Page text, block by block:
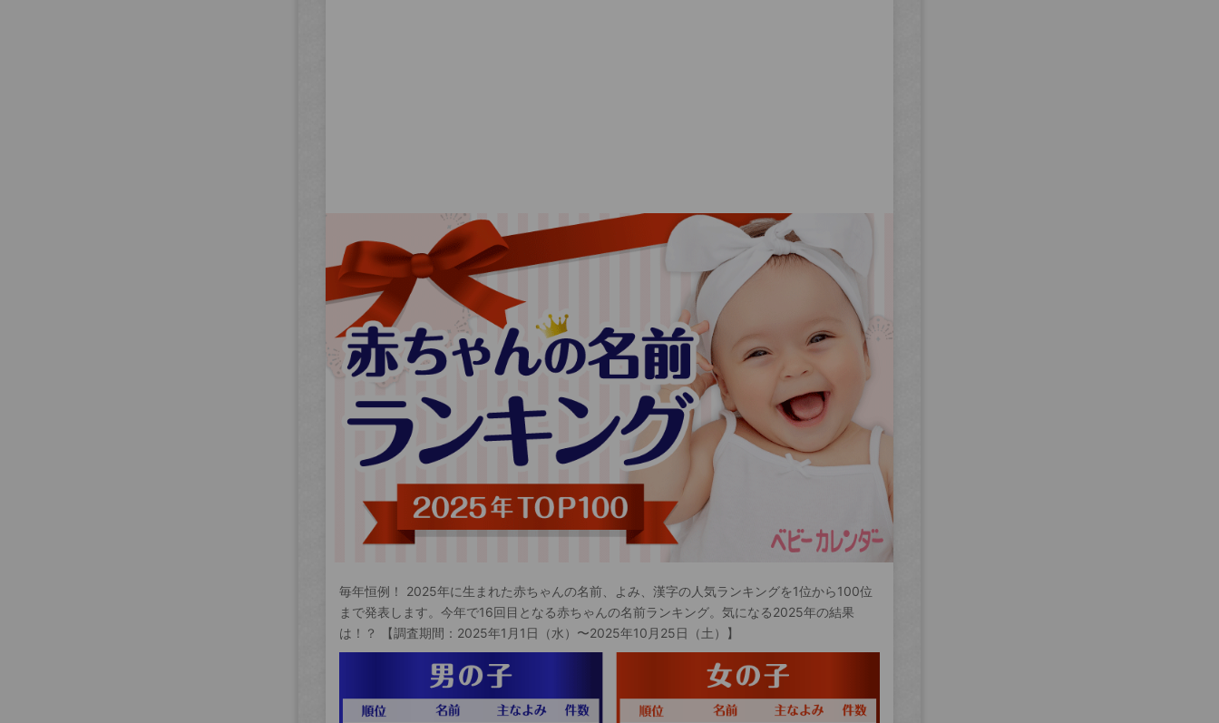
毎年恒例！ 2025年に生まれた赤ちゃんの名前、よみ、漢字の人気ランキングを1位から100位
まで発表します。今年で16回目となる赤ちゃんの名前ランキング。気になる2025年の結果
は！？ 【調査期間：2025年1月1日（水）〜2025年10月25日（土）】